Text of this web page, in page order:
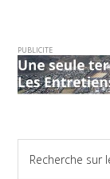
PUBLICITE